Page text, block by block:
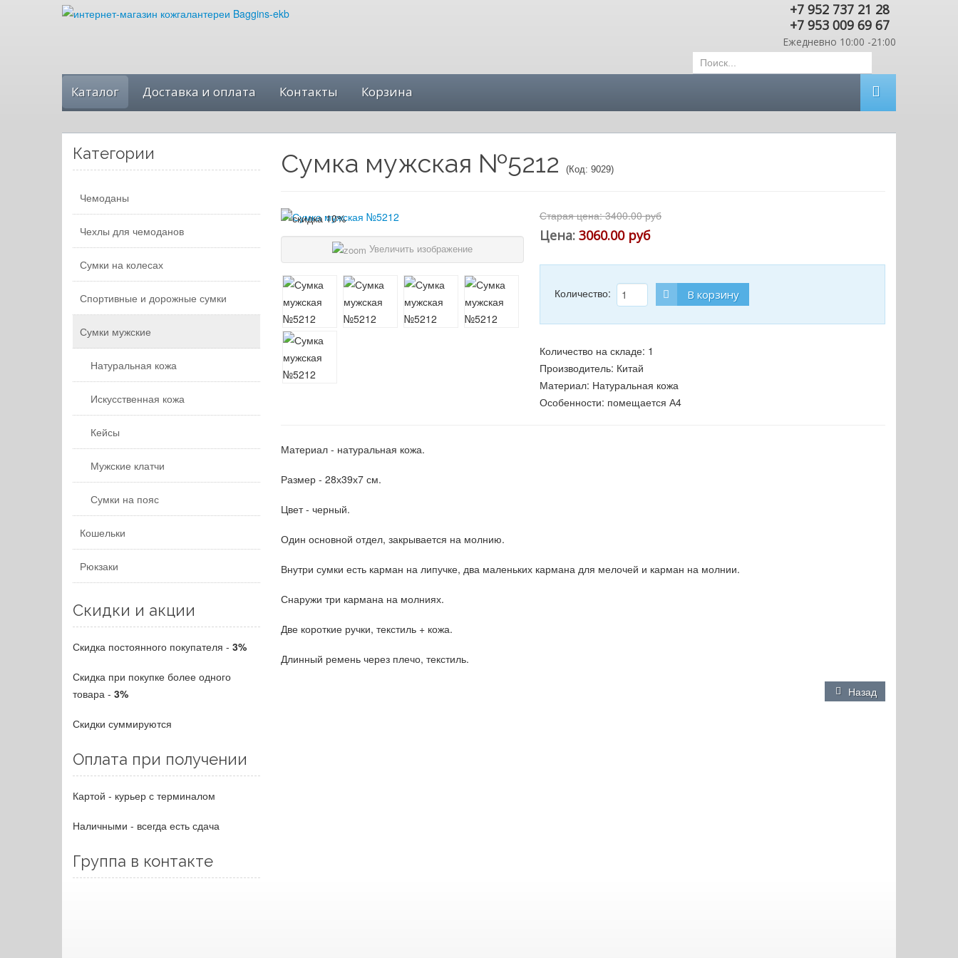
+7 952 737 21 28
+7 953 009 69 67
Ежедневно 10:00 -21:00
Каталог Доставка и оплата Контакты Корзина
Сумка мужская №5212(Код:9029)
Увеличить изображение
Старая цена:3400.00 руб
Цена: 3060.00 руб
Количество: В корзину
Количество на складе: 1
Производитель: Китай
Материал: Натуральная кожа
Особенности: помещается А4
Материал - натуральная кожа.
Размер - 28х39х7 см.
Цвет - черный.
Один основной отдел, закрывается на молнию.
Внутри сумки есть карман на липучке, два маленьких кармана для мелочей и карман на молнии.
Снаружи три кармана на молниях.
Две короткие ручки, текстиль + кожа.
Длинный ремень через плечо, текстиль.
Назад
Категории
Чемоданы
Чехлы для чемоданов
Сумки на колесах
Спортивные и дорожные сумки
Сумки мужские
Натуральная кожа
Искусственная кожа
Кейсы
Мужские клатчи
Сумки на пояс
Кошельки
Рюкзаки
Скидки и акции
Скидка постоянного покупателя - 3%
Скидка при покупке более одного
товара - 3%
Скидки суммируются
Оплата при получении
Картой - курьер с терминалом
Наличными - всегда есть сдача
Группа в контакте